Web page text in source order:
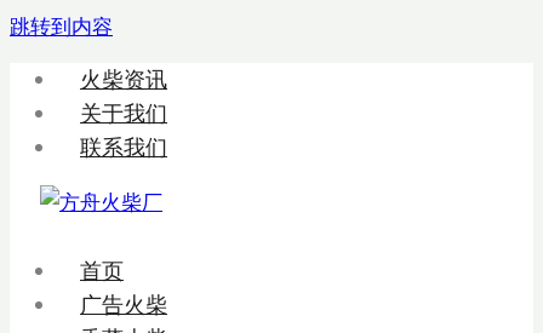
跳转到内容
火柴资讯
关于我们
联系我们
首页
广告火柴